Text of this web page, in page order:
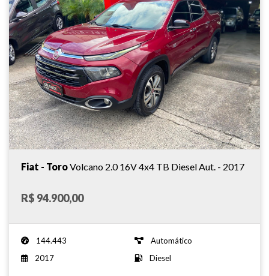
Fiat - Toro Volcano 2.0 16V 4x4 TB Diesel Aut. - 2017
R$ 94.900,00
144.443
Automático
2017
Diesel